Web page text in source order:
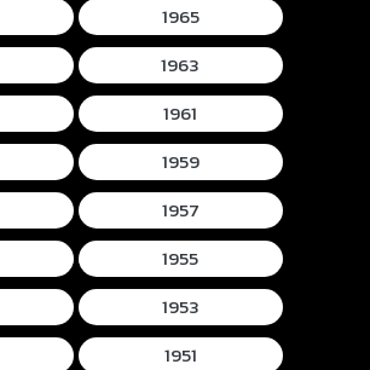
1965
1963
1961
1959
1957
1955
1953
1951